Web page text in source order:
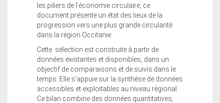
les piliers de l’économie circulaire, ce
document présente un état des lieux de la
progression vers une plus grande circularité
dans la région Occitanie.
Cette sélection est construite à partir de
données existantes et disponibles, dans un
objectif de comparaisons et de suivis dans le
temps. Elle s’appuie sur la synthèse de données
accessibles et exploitables au niveau régional.
Ce bilan combine des données quantitatives,